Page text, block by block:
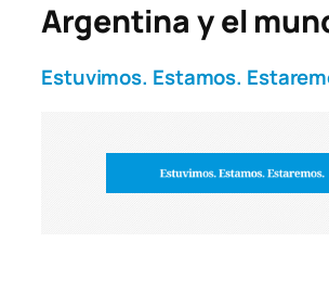
Argentina y el
Estuvimos. Estamos.